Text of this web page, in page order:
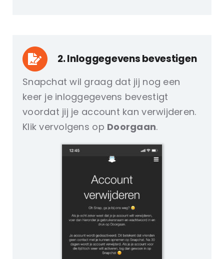
2. Inloggegevens bevestigen
Snapchat wil graag dat jij nog een
keer je inloggegevens bevestigt
voordat jij je account kan verwijderen.
Klik vervolgens op Doorgaan.